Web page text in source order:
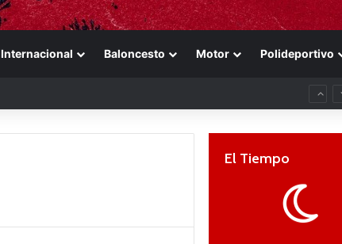
Internacional Baloncesto Motor Polideportivo
El Tiempo